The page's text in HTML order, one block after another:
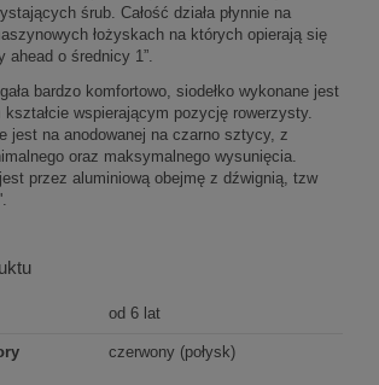
śrub. Całość działa płynnie na
łożyskach na których opierają się
ahead o średnicy 1”.
bardzo komfortowo, siodełko wykonane jest
wspierającym pozycję rowerzysty.
jest na anodowanej na czarno sztycy, z
oraz maksymalnego wysunięcia.
przez aluminiową obejmę z dźwignią, tzw
od 6 lat
czerwony (połysk)